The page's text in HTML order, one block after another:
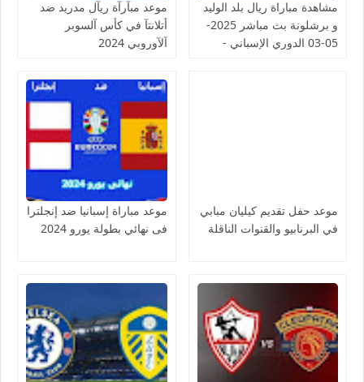
مشاهدة مباراة ريال بلد الوليد
و برشلونة بث مباشر 2025-
05-03 الدوري الإسباني -
موعد مبآرآة ريآل مدريد ضد
أتلانتآ في كأس آلسوبر
آلآوروبي 2024
موعد حفل تقديم كيليان مبابي
في البرنابيو والقنوات الناقلة
موعد مباراة إسبانيا ضد إنجلترا
فى نهائي بطولة يورو 2024